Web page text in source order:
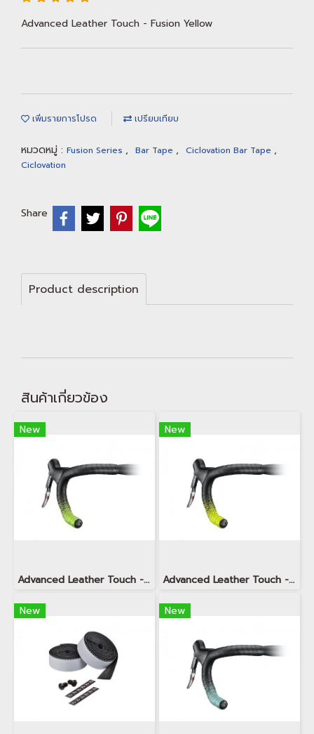
Advanced Leather Touch - Fusion Yellow
เพิ่มรายการโปรด เปรียบเทียบ
หมวดหมู่ : Fusion Series , Bar Tape , Ciclovation Bar Tape ,
Ciclovation
Share
Product description
สินค้าเกี่ยวข้อง
New
Advanced Leather Touch - Fusion Neon Green
New
Advanced Leather Touch - Fusion Neon Yellow
New New